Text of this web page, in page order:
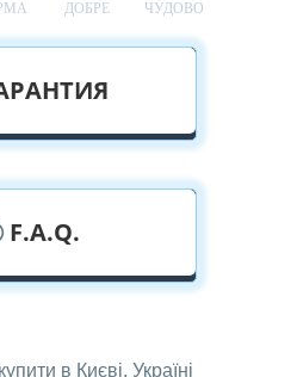
ДОБРЕ ЧУДОВО
F.A.Q.
наживо?
в Києві, Україні